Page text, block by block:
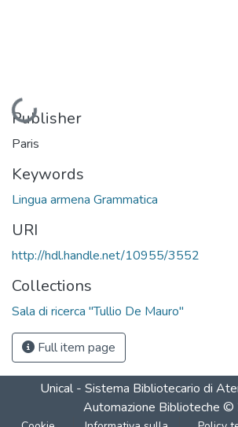
Loading...
Publisher
Paris
Keywords
Lingua armena Grammatica
URI
http://hdl.handle.net/10955/3552
Collections
Sala di ricerca "Tullio De Mauro"
Full item page
Unical - Sistema Bibliotecario di
Automazione Biblioteche ©